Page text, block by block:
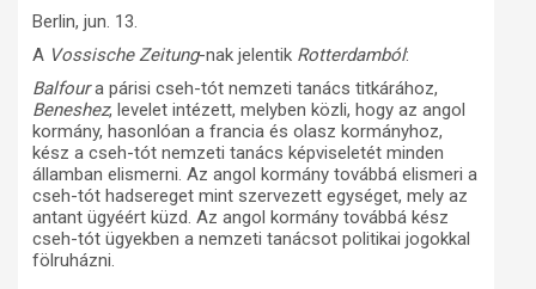
Berlin, jun. 13.
A Vossische Zeitung-nak jelentik Rotterdamból:
Balfoura párisi cseh-tót nemzeti tanács titkárához,
Beneshez, levelet intézett, melyben közli, hogy az angol
kormány, hasonlóan a francia és olasz kormányhoz,
kész a cseh-tót nemzeti tanács képviseletét minden
államban elismerni. Az angol kormány továbbá elismeri a
cseh-tót hadsereget mint szervezett egységet, mely az
antant ügyéért küzd. Az angol kormány továbbá kész
cseh-tót ügyekben a nemzeti tanácsot politikai jogokkal
fölruházni.